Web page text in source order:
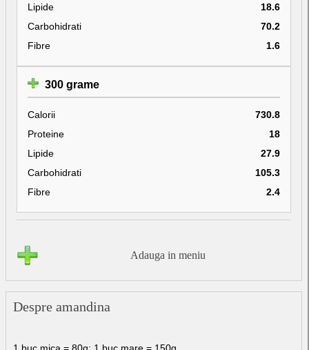
Lipide
18.6
Carbohidrati
70.2
Fibre
1.6
300 grame
Calorii
730.8
Proteine
18
Lipide
27.9
Carbohidrati
105.3
Fibre
2.4
Adauga in meniu
Despre amandina